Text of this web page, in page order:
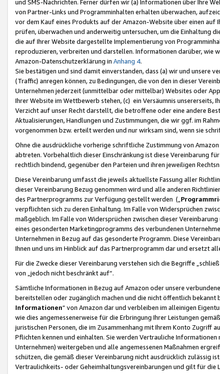
und SMS-Nachrichten. Ferner dürfen wir (a) Informationen über Ihre
von Partner-Links und Programminhalten erhalten überwachen,
vor dem Kauf eines Produkts auf der Amazon-Website über einen
prüfen, überwachen und anderweitig untersuchen, um die Einhaltung
die auf Ihrer Website dargestellte Implementierung von
reproduzieren, verbreiten und darstellen. Informationen darüber, wie
Amazon-Datenschutzerklärung in Anhang 4.
Sie bestätigen und sind damit einverstanden, dass (a) wir und
(Traffic) anregen können, zu Bedingungen, die von den in dieser
Unternehmen jederzeit (unmittelbar oder mittelbar) Websites oder
Ihrer Website im Wettbewerb stehen, (c) ein Versäumnis unsererseits,
Verzicht auf unser Recht darstellt, die betroffene oder eine andere
Aktualisierungen, Handlungen und Zustimmungen, die wir ggf. im
vorgenommen bzw. erteilt werden und nur wirksam sind, wenn sie
Ohne die ausdrückliche vorherige schriftliche Zustimmung von
abtreten. Vorbehaltlich dieser Einschränkung ist diese Vereinbarung
rechtlich bindend, gegenüber den Parteien und ihren jeweiligen
Diese Vereinbarung umfasst die jeweils aktuellste Fassung aller
dieser Vereinbarung Bezug genommen wird und alle anderen
des Partnerprogramms zur Verfügung gestellt werden („
verpflichten sich zu deren Einhaltung. Im Falle von Widersprüchen
maßgeblich. Im Falle von Widersprüchen zwischen dieser
eines gesonderten Marketingprogramms des verbundenen
Unternehmen in Bezug auf das gesonderte Programm. Diese
Ihnen und uns im Hinblick auf das Partnerprogramm dar und ersetzt
Für die Zwecke dieser Vereinbarung verstehen sich die Begriffe
von „jedoch nicht beschränkt auf“.
Sämtliche Informationen in Bezug auf Amazon oder unsere
bereitstellen oder zugänglich machen und die nicht öffentlich
Informationen“ von Amazon dar und verbleiben im alleinigen
wie dies angemessenerweise für die Erbringung Ihrer Leistungen
juristischen Personen, die im Zusammenhang mit Ihrem Konto
Pflichten kennen und einhalten. Sie werden Vertrauliche
Unternehmen) weitergeben und alle angemessenen Maßnahmen
schützen, die gemäß dieser Vereinbarung nicht ausdrücklich zulässig
Vertraulichkeits- oder Geheimhaltungsvereinbarungen und gilt für die